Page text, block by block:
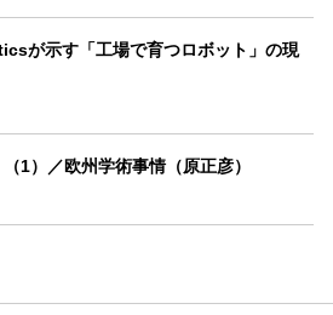
が示す「工場で育つロボット」の現
1）／欧州学術事情（原正彦）